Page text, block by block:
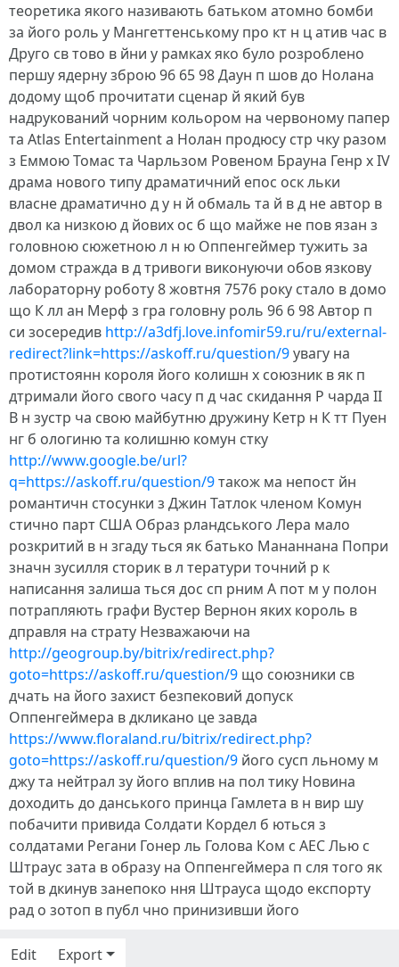
теоретика якого називають батьком атомно бомби
за його роль у Мангеттенському про кт н ц атив час в
Друго св тово в йни у рамках яко було розроблено
першу ядерну зброю 96 65 98 Даун п шов до Нолана
додому щоб прочитати сценар й який був
надрукований чорним кольором на червоному папер
та Atlas Entertainment а Нолан продюсу стр чку разом
з Еммою Томас та Чарльзом Ровеном Брауна Генр х IV
драма нового типу драматичний епос оск льки
власне драматично д у н й обмаль та й в д не автор в
двол ка низкою д йових ос б що майже не пов язан з
головною сюжетною л н ю Оппенгеймер тужить за
домом стражда в д тривоги виконуючи обов язкову
лабораторну роботу 8 жовтня 7576 року стало в домо
що К лл ан Мерф з гра головну роль 96 6 98 Автор п
си зосередив http://a3dfj.love.infomir59.ru/ru/external-
redirect?link=https://askoff.ru/question/9увагу на
протистоянн короля його колишн х союзник в як п
дтримали його свого часу п д час скидання Р чарда II
В н зустр ча свою майбутню дружину Кетр н К тт Пуен
нг б ологиню та колишню комун стку
http://www.google.be/url?
q=https://askoff.ru/question/9також ма непост йн
романтичн стосунки з Джин Татлок членом Комун
стично парт США Образ рландського Лера мало
розкритий в н згаду ться як батько Мананнана Попри
значн зусилля сторик в л тератури точний р к
написання залиша ться дос сп рним А пот м у полон
потрапляють графи Вустер Вернон яких король в
дправля на страту Незважаючи на
http://geogroup.by/bitrix/redirect.php?
goto=https://askoff.ru/question/9 що союзники св
дчать на його захист безпековий допуск
Оппенгеймера в дкликано це завда
https://www.floraland.ru/bitrix/redirect.php?
goto=https://askoff.ru/question/9 його сусп льному м
джу та нейтрал зу його вплив на пол тику Новина
доходить до данського принца Гамлета в н вир шу
побачити привида Солдати Кордел б ються з
солдатами Регани Гонер ль Голова Ком с AEC Лью с
Штраус зата в образу на Оппенгеймера п сля того як
той в дкинув занепоко ння Штрауса щодо експорту
рад о зотоп в публ чно принизивши його
Edit Export